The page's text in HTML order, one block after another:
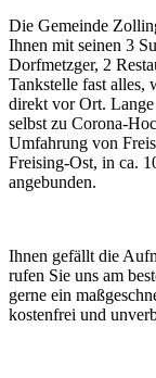
Die Gemeinde
Ihnen mit seinen 3
Dorfmetzger, 2
Tankstelle fast alles,
direkt vor Ort.
selbst zu Corona-
Umfahrung von
Freising-Ost, in ca.
angebunden.
Ihnen gefällt die
rufen Sie uns am
gerne ein
kostenfrei und